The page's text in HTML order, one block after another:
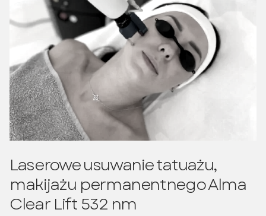
Laserowe usuwanie tatuażu,
makijażu permanentnego Alma
Clear Lift 532 nm